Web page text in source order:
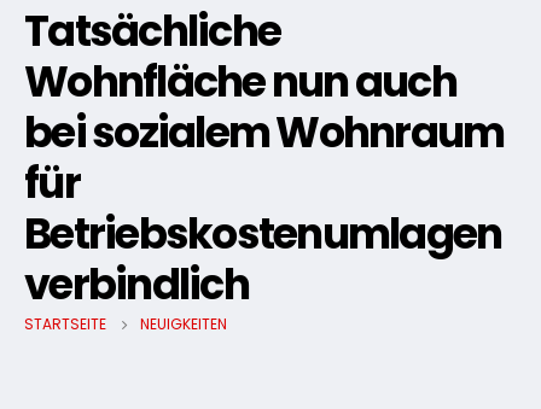
Tatsächliche
Wohnfläche nun auch
bei sozialem Wohnraum
für
Betriebskostenumlagen
verbindlich
STARTSEITE NEUIGKEITEN